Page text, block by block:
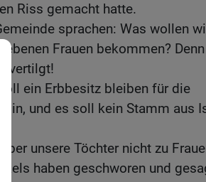
Riss gemacht hatte.
sprachen: Was wollen
Frauen bekommen?
vertilgt!
ein Erbbesitz bleiben für die
und es soll kein Stamm aus
unsere Töchter nicht zu
haben geschworen und